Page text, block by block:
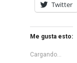
Twitter
Me gusta esto:
Cargando...